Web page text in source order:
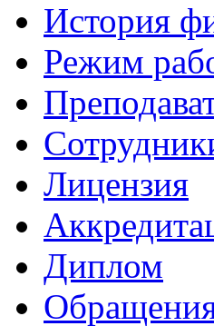
История
Режим
Лицензия
Диплом